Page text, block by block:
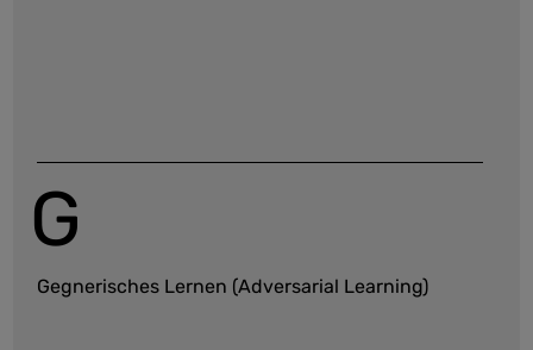
G
Gegnerisches Lernen (Adversarial Learning)